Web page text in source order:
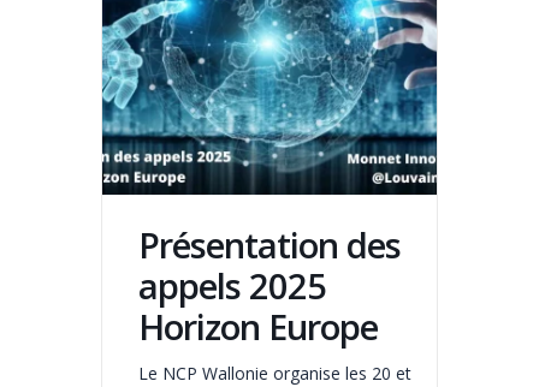
Présentation des
appels 2025
Horizon Europe
Le NCP Wallonie organise les 20 et